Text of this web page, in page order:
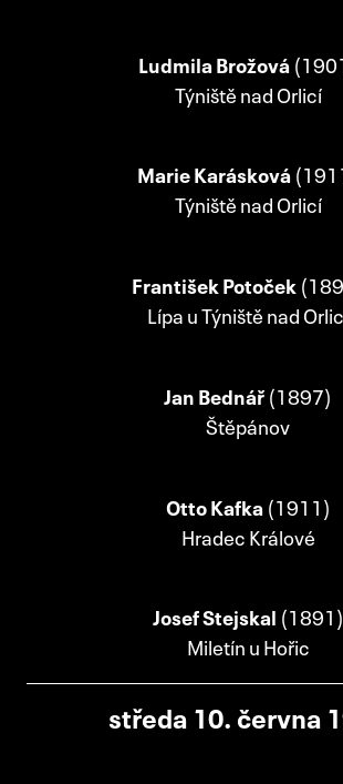
Ludmila Brožová
Týniště nad Orlicí
Marie Karásková
Týniště nad Orlicí
František Potoček
Lípa u Týniště nad
Jan Bednář(1897)
Štěpánov
Otto Kafka (1911)
Hradec Králové
Josef Stejskal (1891)
Miletín u Hořic
středa 10. června